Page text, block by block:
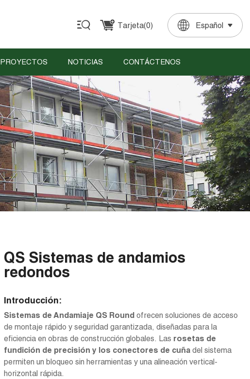
Tarjeta(0) Español
English
Français
Deutsch
Español
Português
PROYECTOS NOTICIAS CONTÁCTENOS
QS Sistemas de andamios
redondos
Introducción:
Sistemas de Andamiaje QS Roundofrecen soluciones de acceso
de montaje rápido y seguridad garantizada, diseñadas para la
eficiencia en obras de construcción globales. Las rosetas de
fundición de precisión y los conectores de cuñadel sistema
permiten un bloqueo sin herramientas y una alineación vertical-
horizontal rápida.